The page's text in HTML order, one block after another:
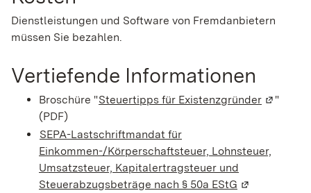
Dienstleistungen und Software von Fremdanbietern
müssen Sie bezahlen.
Vertiefende Informationen
Broschüre "Steuertipps für Existenzgründer (Wird in
"
(PDF)
SEPA-Lastschriftmandat für
Einkommen-/Körperschaftsteuer, Lohnsteuer,
Umsatzsteuer, Kapitalertragsteuer und
Steuerabzugsbeträge nach § 50a EStG (Wird in